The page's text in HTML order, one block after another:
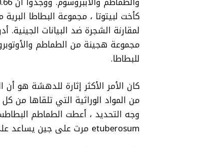
كأخت لبيتوتا ، مجموعة البطاطا
لمقارنة الشجرة ضد البيانات الجينية.
مجموعة هجينة من الطماطم
للبطاطا.
كان الأمر الأكثر إثارة للدهشة هو
من المواد الوراثية التي تلقاها من
وجه التحديد ، أعطت الطماطم
etuberosum مرت على جين يساعد على التحكم في نمو الدرنات.